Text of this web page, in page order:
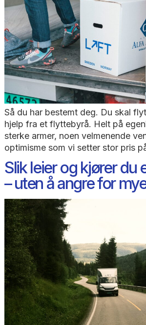
Så du har bestemt deg. Du
hjelp fra et flyttebyrå. Helt på
sterke armer, noen
optimisme som vi setter stor
Slik leier og kjører
– uten å angre for